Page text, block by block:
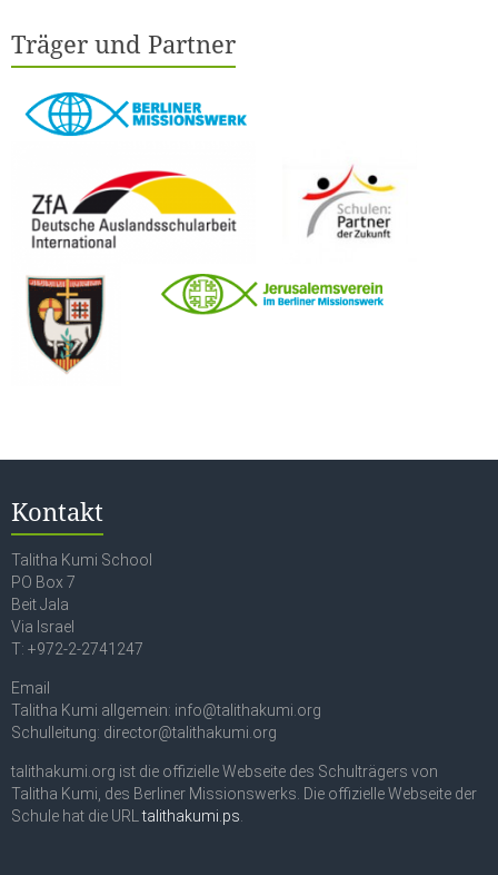
Träger und Partner
Kontakt
Talitha Kumi School
PO Box 7
Beit Jala
Via Israel
T: +972-2-2741247
Email
Talitha Kumi allgemein: info@talithakumi.org
Schulleitung: director@talithakumi.org
talithakumi.org ist die offizielle Webseite des Schulträgers von
Talitha Kumi, des Berliner Missionswerks. Die offizielle Webseite der
Schule hat die URLtalithakumi.ps